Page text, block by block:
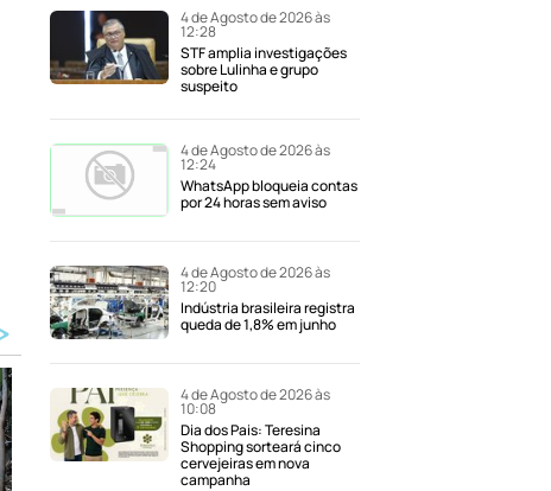
4 de Agosto de 2026 às
12:28
STF amplia investigações
sobre Lulinha e grupo
suspeito
4 de Agosto de 2026 às
12:24
WhatsApp bloqueia contas
por 24 horas sem aviso
4 de Agosto de 2026 às
12:20
Indústria brasileira registra
queda de 1,8% em junho
4 de Agosto de 2026 às
10:08
Dia dos Pais: Teresina
Shopping sorteará cinco
cervejeiras em nova
campanha